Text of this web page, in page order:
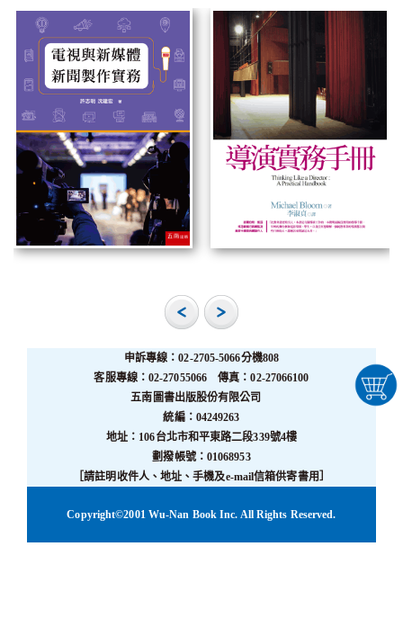
申訴專線：02-2705-5066分機808
客服專線：02-27055066 傳真：02-27066100
五南圖書出版股份有限公司
統編：04249263
地址：106台北市和平東路二段339號4樓
劃撥帳號：01068953
［請註明收件人、地址、手機及e-mail信箱供寄書用］
Copyright©2001 Wu-Nan Book Inc. All Rights Reserved.